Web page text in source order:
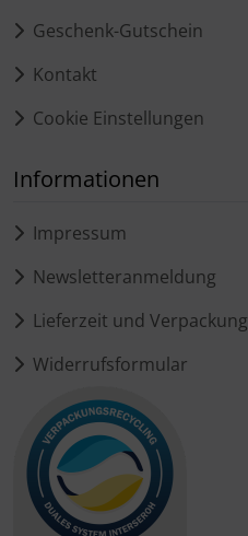
Geschenk-Gutschein
Kontakt
Cookie Einstellungen
Informationen
Impressum
Newsletteranmeldung
Lieferzeit und Verpackung
Widerrufsformular